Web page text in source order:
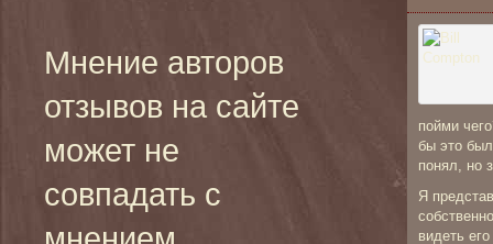
Мнение авторов
отзывов на сайте
может не
совпадать с
пойми
бы это
понял, но
Я
видеть